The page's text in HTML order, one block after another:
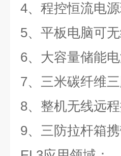
4、程控恒流电
5、平板电脑可
6、大容量储能
7、三米碳纤维
8、整机无线远
9、三防拉杆箱